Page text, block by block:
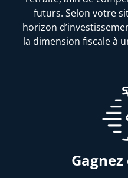
futurs. Selon votre
horizon
la dimension fiscale à